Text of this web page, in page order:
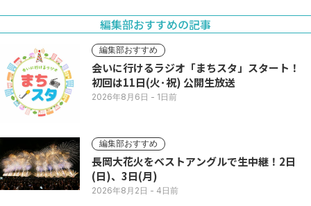
編集部おすすめの記事
編集部おすすめ
会いに行けるラジオ「まちスタ」スタート！
初回は11日(火･祝) 公開生放送
2026年8月6日 - 1日前
編集部おすすめ
長岡大花火をベストアングルで生中継！2日
(日)、3日(月)
2026年8月2日 - 4日前